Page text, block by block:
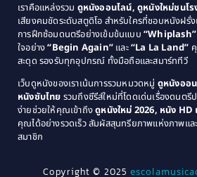
Coming of Age ก้าวพ้นวัย
Coming-of-Age(3)
Community(1)
Crime อาชญากรรม(78)
1979
1976
1974
1971
1969
1964
เราคือแหล่งรวม ดูหนังออนไลน์, ดูหนังใหม่ชนโร
เสียงคมชัดระดับสตูดิโอ สำหรับใครที่ชอบหนังฝรั่
การฝึกซ้อมดนตรีอย่างเข้มข้นแบบ “Whiplash”
ใจอย่าง“Begin Again” และ“La La Land”
สะดุด รองรับทุกอุปกรณ์ ทั้งมือถือและสมาร์ททีวี
เว็บดูหนังของเราเน้นการรวมหมวดหมู่ ดูหนังออ
หนังซับไทย รวมถึงซีรีส์ใหม่ที่โดดเด่นเรื่องดนต
ง่ายช่วยให้คุณเข้าถึงดูหนังใหม่ 2026, หนัง HD
คุณได้อย่างรวดเร็ว สัมผัสสุนทรียภาพแห่งภาพแล
สมาชิก
Copyright © 2025